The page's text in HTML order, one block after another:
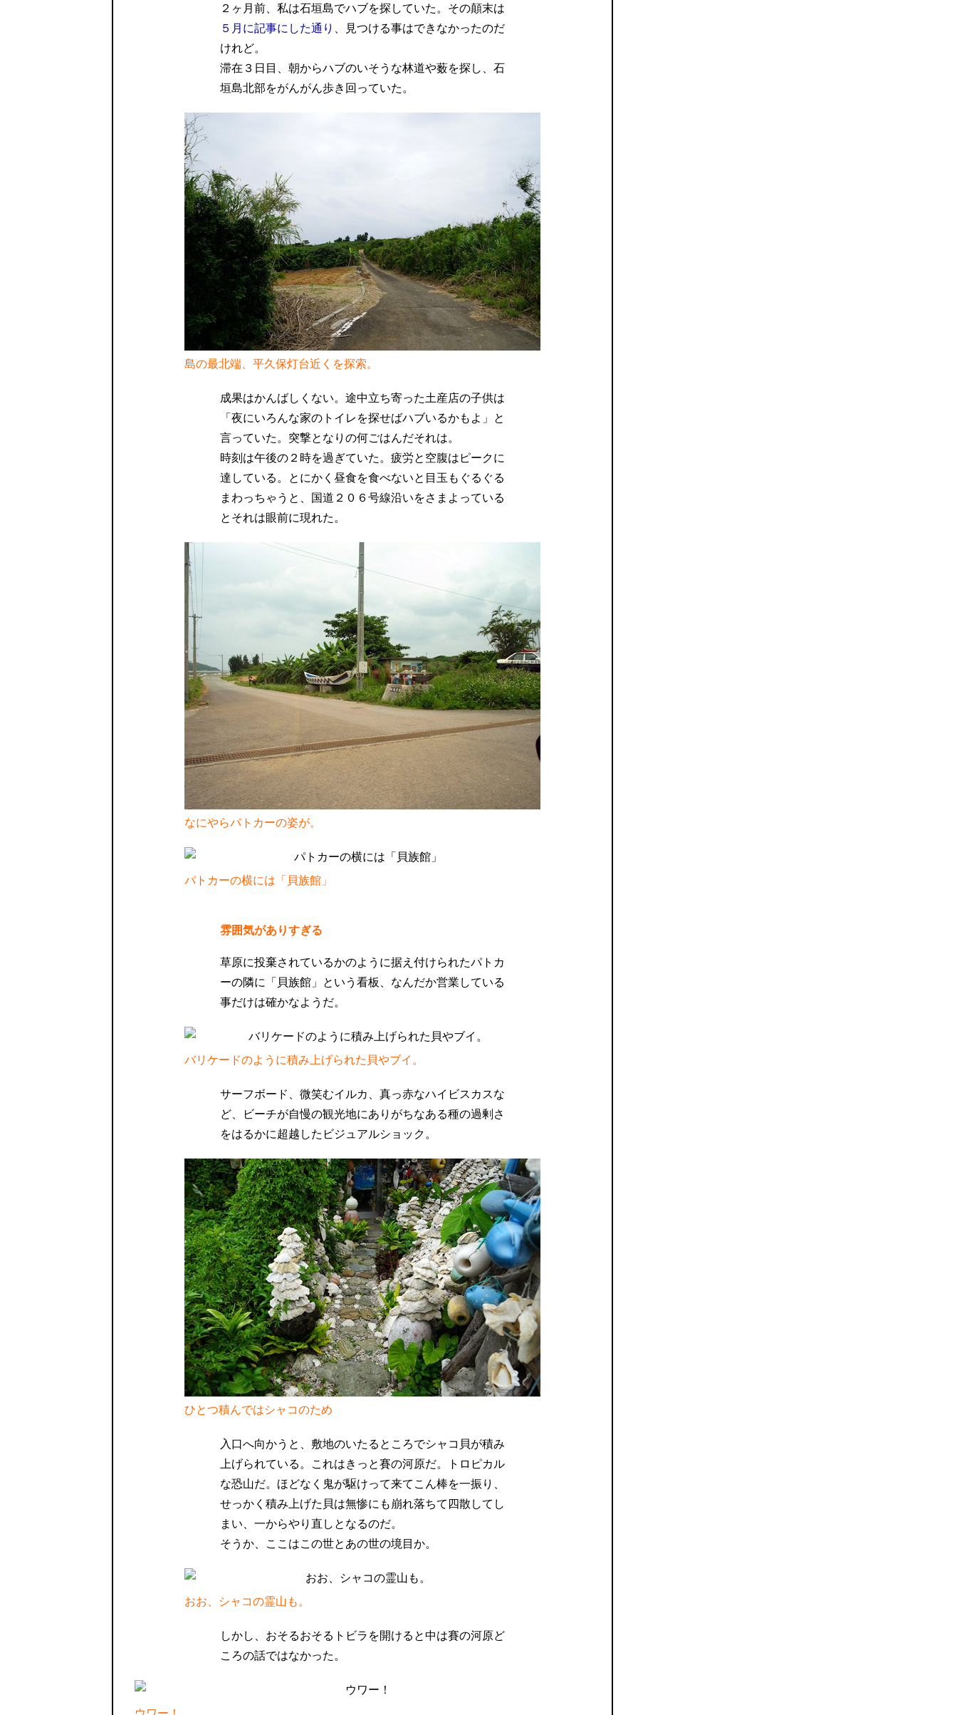
２ヶ月前、私は石垣島でハブを探していた。その顛末は
５月に記事にした通り
、見つける事はできなかったのだ
けれど。
滞在３日目、朝からハブのいそうな林道や薮を探し、石
垣島北部をがんがん歩き回っていた。
島の最北端、平久保灯台近くを探索。
成果はかんばしくない。途中立ち寄った土産店の子供は
「夜にいろんな家のトイレを探せばハブいるかもよ」と
言っていた。突撃となりの何ごはんだそれは。
時刻は午後の２時を過ぎていた。疲労と空腹はピークに
達している。とにかく昼食を食べないと目玉もぐるぐる
まわっちゃうと、国道２０６号線沿いをさまよっている
とそれは眼前に現れた。
なにやらパトカーの姿が。
パトカーの横には「貝族館」
雰囲気がありすぎる
草原に投棄されているかのように据え付けられたパトカ
ーの隣に「貝族館」という看板、なんだか営業している
事だけは確かなようだ。
バリケードのように積み上げられた貝やブイ。
サーフボード、微笑むイルカ、真っ赤なハイビスカスな
ど、ビーチが自慢の観光地にありがちなある種の過剰さ
をはるかに超越したビジュアルショック。
ひとつ積んではシャコのため
入口へ向かうと、敷地のいたるところでシャコ貝が積み
上げられている。これはきっと賽の河原だ。トロピカル
な恐山だ。ほどなく鬼が駆けって来てこん棒を一振り、
せっかく積み上げた貝は無惨にも崩れ落ちて四散してし
まい、一からやり直しとなるのだ。
そうか、ここはこの世とあの世の境目か。
おお、シャコの霊山も。
しかし、おそるおそるトビラを開けると中は賽の河原ど
ころの話ではなかった。